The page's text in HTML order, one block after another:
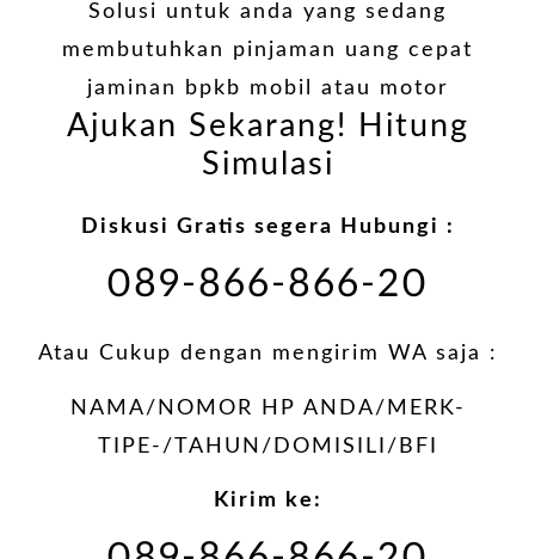
Solusi untuk anda yang sedang
membutuhkan pinjaman uang cepat
jaminan bpkb mobil atau motor
Ajukan Sekarang! Hitung
Simulasi
Diskusi Gratis segera Hubungi :
089-866-866-20
Atau Cukup dengan mengirim WA saja :
NAMA/NOMOR HP ANDA/MERK-
TIPE-/TAHUN/DOMISILI/BFI
Kirim ke: